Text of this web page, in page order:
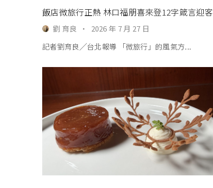
飯店微旅行正熱 林口福朋喜來登12字箴言迎客
劉 育良 ·
2026 年 7 月 27 日
記者劉育良╱台北報導 「微旅行」的風氣方...